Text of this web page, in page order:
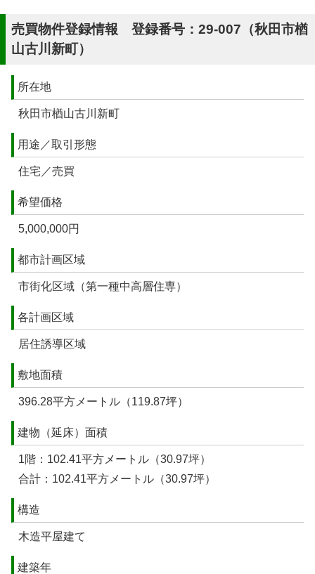
売買物件登録情報 登録番号：29-007（秋田市楢
山古川新町）
所在地
秋田市楢山古川新町
用途／取引形態
住宅／売買
希望価格
5,000,000円
都市計画区域
市街化区域（第一種中高層住専）
各計画区域
居住誘導区域
敷地面積
396.28平方メートル（119.87坪）
建物（延床）面積
1階：102.41平方メートル（30.97坪）
合計：102.41平方メートル（30.97坪）
構造
木造平屋建て
建築年